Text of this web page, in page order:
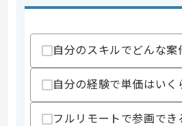
商談回数
作業開始日
エージェントからのコ
美容サロン
自分のスキルでどんな案
自分の経験で単価はいく
フルリモートで参画でき